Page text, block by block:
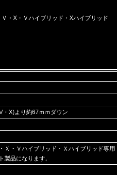
・X・Ｖハイブリッド・Xハイブリッド
・X)より約67ｍｍダウン
Ｘ・Ｖハイブリッド・Ｘハイブリッド専用
品になります。